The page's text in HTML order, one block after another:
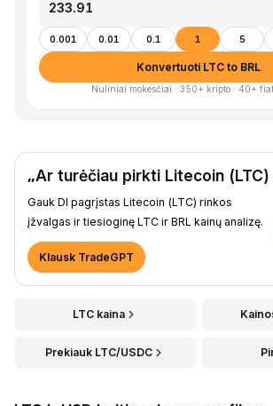
0.001 0.01 0.1 1 5
Konvertuoti LTC to BRL
Nuliniai mokesčiai · 350+ kripto · 40+
„Ar turėčiau pirkti Litecoin (LTC)
Gauk DI pagrįstas Litecoin (LTC) rinkos
įžvalgas ir tiesioginę LTC ir BRL kainų analizę.
Klausk TradeGPT
LTC kaina
Prekiauk LTC/USDC